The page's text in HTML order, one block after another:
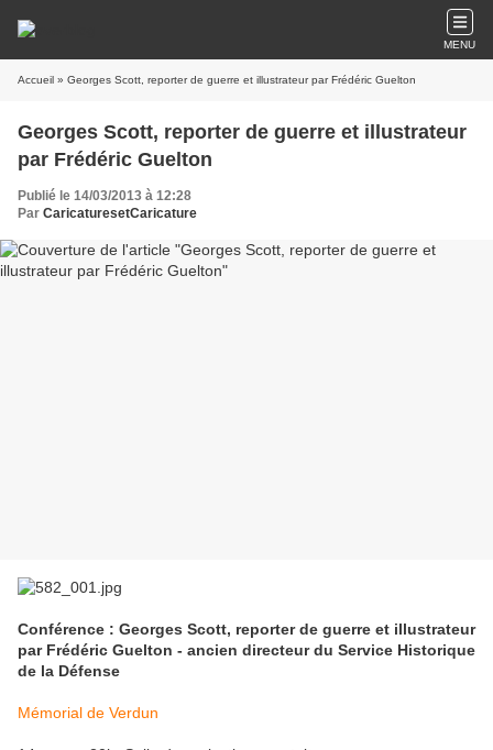
MENU
Accueil » Georges Scott, reporter de guerre et illustrateur par Frédéric Guelton
Georges Scott, reporter de guerre et illustrateur
par Frédéric Guelton
Publié le 14/03/2013 à 12:28
Par CaricaturesetCaricature
Conférence : Georges Scott, reporter de guerre et illustrateur
par Frédéric Guelton - ancien directeur du Service Historique
de la Défense
Mémorial de Verdun